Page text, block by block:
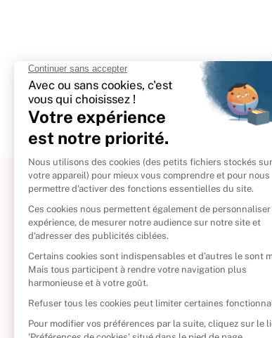
À propos
Politique de retour
Reprendre vos livres
Qui sommes-nous ?